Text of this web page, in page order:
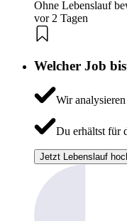
Ohne Lebenslauf
vor 2 Tagen
Welcher Job
Wir
Du erhältst für
Jetzt Lebenslauf